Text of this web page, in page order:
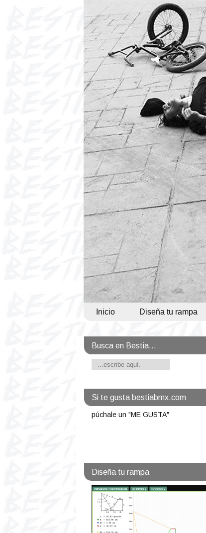
Inicio Diseña tu rampa
Busca en Bestia...
Si te gusta bestiabmx.com
púchale un "ME GUSTA"
Diseña tu rampa